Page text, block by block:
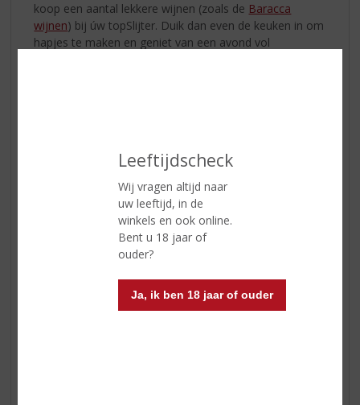
Leeftijdscheck
Wij vragen altijd naar
uw leeftijd, in de
winkels en ook online.
Bent u 18 jaar of
ouder?
Ja, ik ben 18 jaar of ouder
koop een aantal lekkere wijnen (zoals de Baracca
wijnen) bij úw topSlijter. Duik dan even de keuken in om
hapjes te maken en geniet van een avond vol